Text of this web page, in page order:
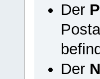
Der
Der